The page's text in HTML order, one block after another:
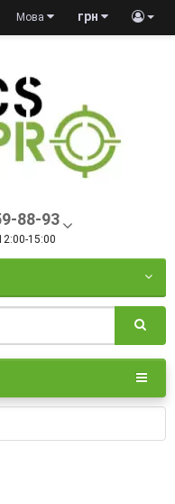
грн
Мова
88-93
15:00